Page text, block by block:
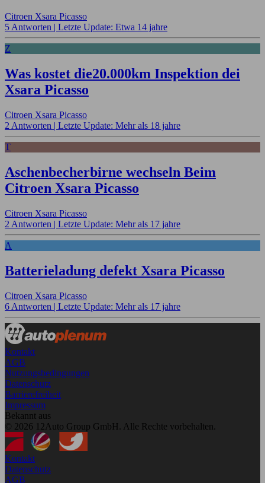
Citroen Xsara Picasso
5 Antworten | Letzte Update: Etwa 14 jahre
Z
Was kostet die20.000km Inspektion dei
Xsara Picasso
Citroen Xsara Picasso
2 Antworten | Letzte Update: Mehr als 18 jahre
T
Aschenbecherbirne wechseln Beim
Citroen Xsara Picasso
Citroen Xsara Picasso
2 Antworten | Letzte Update: Mehr als 17 jahre
A
Batterieladung defekt Xsara Picasso
Citroen Xsara Picasso
6 Antworten | Letzte Update: Mehr als 17 jahre
Kontakt
AGB
Nutzungsbedingungen
Datenschutz
Barrierefreiheit
Impressum
Bekannt aus
© 2026 12Auto Group GmbH. Alle Rechte vorbehalten.
Kontakt
Datenschutz
AGB